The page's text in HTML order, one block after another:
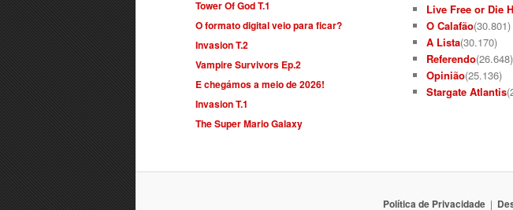
Tower Of God T.1
O formato digital veio para ficar?
Invasion T.2
Vampire Survivors Ep.2
E chegámos a meio de 2026!
Invasion T.1
The Super Mario Galaxy
Live Free or Die
O Calafão(30.801)
A Lista(30.170)
Referendo(26.648)
Opinião(25.136)
Stargate Atlantis
Política de Privacidade